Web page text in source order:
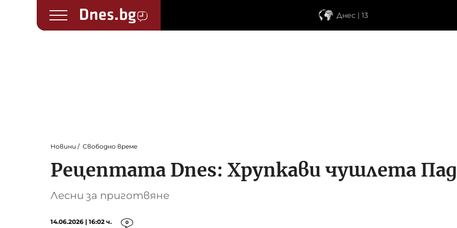
Днес | 13
Новини Свободно време
Рецептата Dnes: Хрупкави чушлета
Лесни за приготвяне
14.06.2026 | 16:02 ч. 0